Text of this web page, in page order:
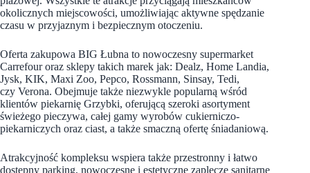
okolicznych miejscowości, umożliwiając aktywne spędzanie
czasu w przyjaznym i bezpiecznym otoczeniu.
Oferta zakupowa BIG Łubna to nowoczesny supermarket
Carrefour oraz sklepy takich marek jak: Dealz, Home Landia,
Jysk, KIK, Maxi Zoo, Pepco, Rossmann, Sinsay, Tedi,
czy Verona. Obejmuje także niezwykle popularną wśród
klientów piekarnię Grzybki, oferującą szeroki asortyment
świeżego pieczywa, całej gamy wyrobów cukierniczo-
piekarniczych oraz ciast, a także smaczną ofertę śniadaniową.
Atrakcyjność kompleksu wspiera także przestronny i łatwo
dostępny parking, nowoczesne i estetyczne zaplecze sanitarne